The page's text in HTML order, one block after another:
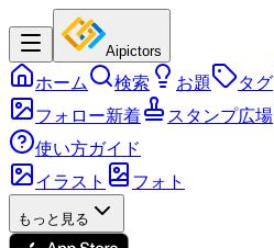
Aipictors
ホーム 検索 お題 タグ
フォロー新着
スタンプ広場
使い方ガイド
イラスト
フォト
もっと見る